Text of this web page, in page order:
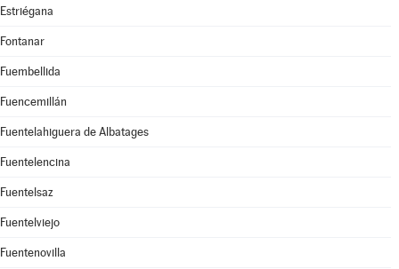
Estriégana
Fontanar
Fuembellida
Fuencemillán
Fuentelahiguera de Albatages
Fuentelencina
Fuentelsaz
Fuentelviejo
Fuentenovilla